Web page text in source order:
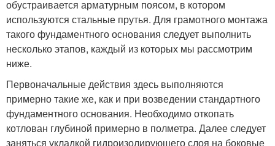
обустраивается арматурным поясом, в котором
используются стальные прутья. Для грамотного монтажа
такого фундаментного основания следует выполнить
несколько этапов, каждый из которых мы рассмотрим
ниже.
Первоначальные действия здесь выполняются
примерно такие же, как и при возведении стандартного
фундаментного основания. Необходимо откопать
котлован глубиной примерно в полметра. Далее следует
заняться укладкой гидроизолирующего слоя на боковые